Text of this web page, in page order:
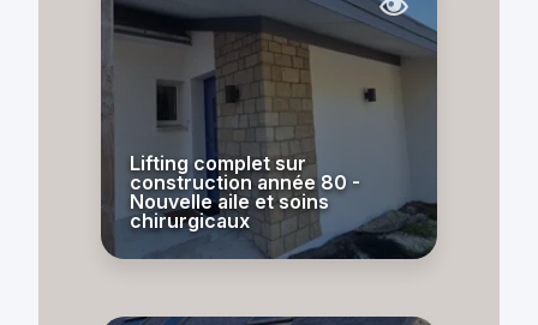
Lifting complet sur
construction année 80 -
Nouvelle aile et soins
chirurgicaux